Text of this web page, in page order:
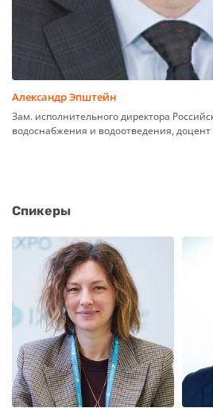
Александр Эпштейн
Зам. исполнительного директора
водоснабжения и водоотведения,
Спикеры